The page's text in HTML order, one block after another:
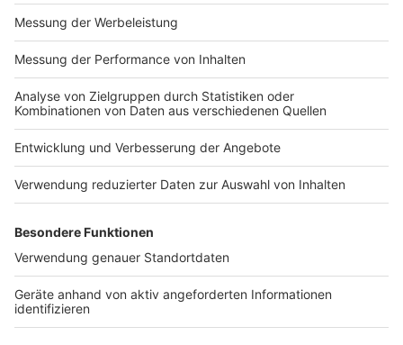
Impressum
Nutzungsbedingungen
Jobs
Presse
Werben
Archiv
ANTENNE BAYERN GROUP
Stiftung ANTENNE BAYERN
hilft
Kontakt
Studio-Hotline
Verkehrs-Hotline
Newsletter